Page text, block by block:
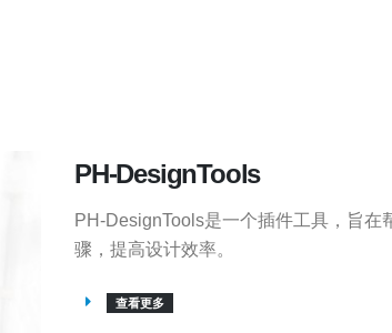
PH-DesignTools
PH-DesignTools是一个插件工具，旨
骤，提高设计效率。
查看更多